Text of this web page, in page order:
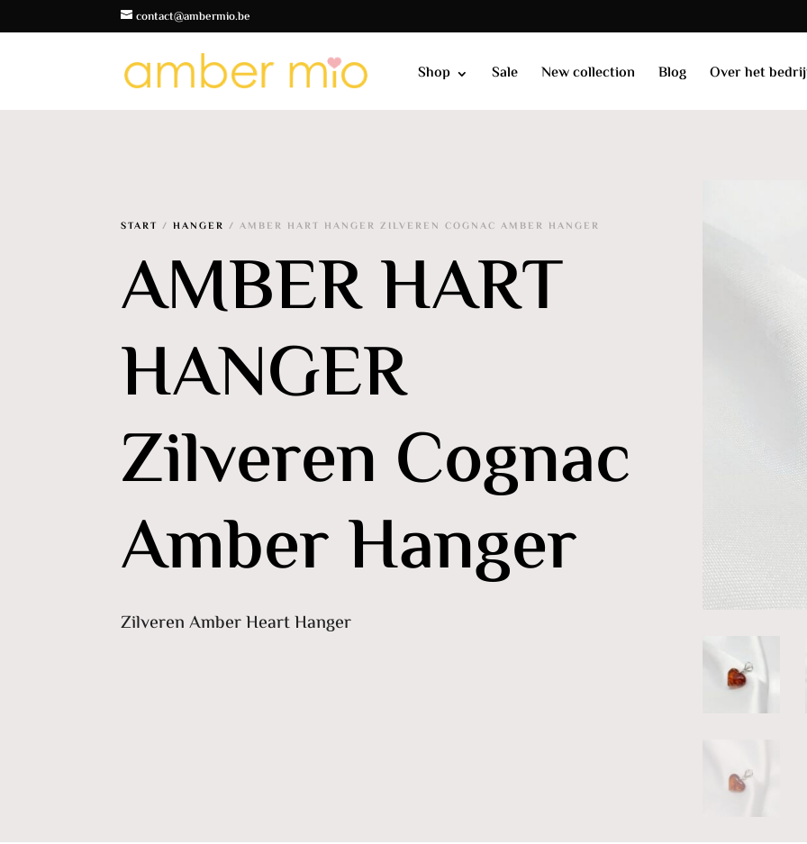
contact@ambermio.be
Shop Sale New collection Blog Over het
START /HANGER / AMBER HART HANGER ZILVEREN COGNAC AMBER HANGER
AMBER HART
HANGER
Zilveren Cognac
Amber Hanger
Zilveren Amber Heart Hanger